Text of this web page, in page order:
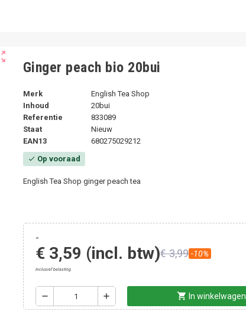
Ginger peach bio 20bui
Merk
English Tea Shop
Inhoud
20bui
Referentie
833089
Staat
Nieuw
EAN13
680275029212
check Op vooraad
English Tea Shop ginger peach tea
-
€ 3,59 (incl. btw)€ 3,99 -10%
Inclusief belasting
remove add shopping_cart In winkelwagen